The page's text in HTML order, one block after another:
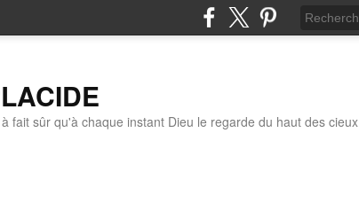
fait sûr qu'à chaque instant Dieu le regarde du haut des cieux